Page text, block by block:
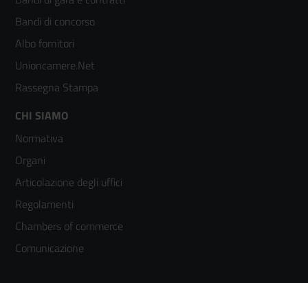
colonna
2
Bandi di concorso
Albo fornitori
Unioncamere.Net
Rassegna Stampa
Footer
menù
colonna
3
CHI SIAMO
Normativa
Organi
Articolazione degli uffici
Regolamenti
Chambers of commerce
Comunicazione